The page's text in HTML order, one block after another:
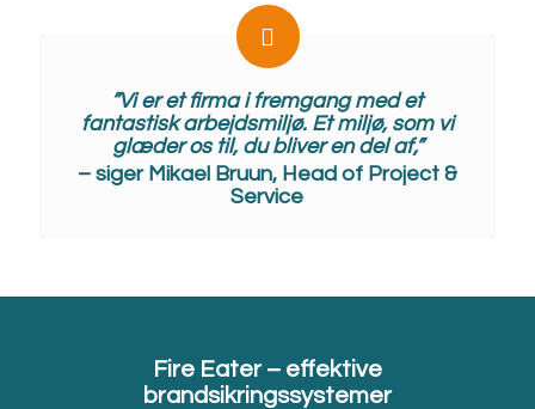
”Vi er et firma i fremgang med et
fantastisk arbejdsmiljø. Et miljø, som vi
glæder os til, du bliver en del af,”
– siger Mikael Bruun, Head of Project &
Service
Fire Eater – effektive
brandsikringssystemer